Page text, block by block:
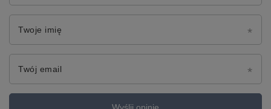
Twoje imię
Twój email
Wyślij opinię